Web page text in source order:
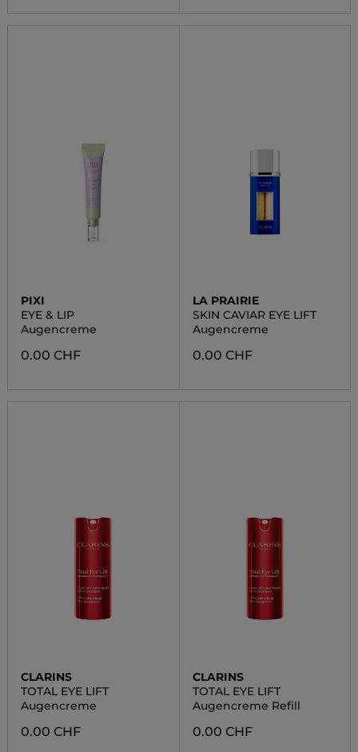
PIXI
EYE & LIP
Augencreme
0.00 CHF
LA PRAIRIE
SKIN CAVIAR EYE LIFT
Augencreme
0.00 CHF
CLARINS
TOTAL EYE LIFT
Augencreme
0.00 CHF
CLARINS
TOTAL EYE LIFT
Augencreme Refill
0.00 CHF